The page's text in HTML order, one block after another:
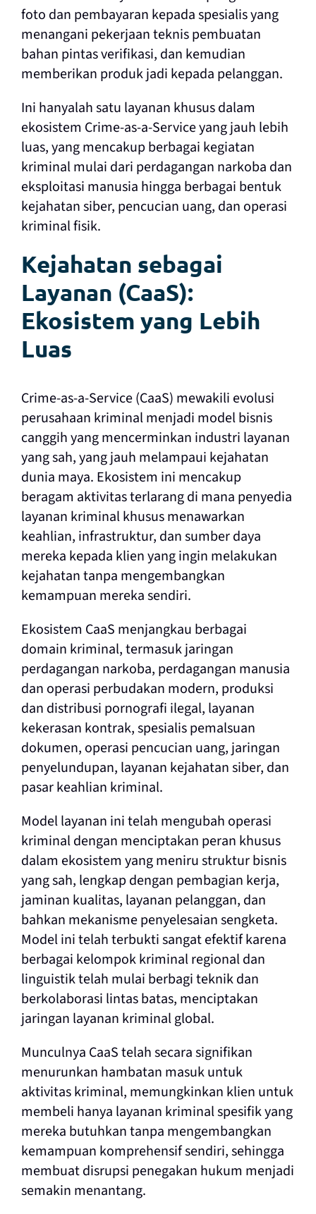
foto dan pembayaran kepada spesialis yang
menangani pekerjaan teknis pembuatan
bahan pintas verifikasi, dan kemudian
memberikan produk jadi kepada pelanggan.
Ini hanyalah satu layanan khusus dalam
ekosistem Crime-as-a-Service yang jauh lebih
luas, yang mencakup berbagai kegiatan
kriminal mulai dari perdagangan narkoba dan
eksploitasi manusia hingga berbagai bentuk
kejahatan siber, pencucian uang, dan operasi
kriminal fisik.
Kejahatan sebagai
Layanan (CaaS):
Ekosistem yang Lebih
Luas
Crime-as-a-Service (CaaS) mewakili evolusi
perusahaan kriminal menjadi model bisnis
canggih yang mencerminkan industri layanan
yang sah, yang jauh melampaui kejahatan
dunia maya. Ekosistem ini mencakup
beragam aktivitas terlarang di mana penyedia
layanan kriminal khusus menawarkan
keahlian, infrastruktur, dan sumber daya
mereka kepada klien yang ingin melakukan
kejahatan tanpa mengembangkan
kemampuan mereka sendiri.
Ekosistem CaaS menjangkau berbagai
domain kriminal, termasuk jaringan
perdagangan narkoba, perdagangan manusia
dan operasi perbudakan modern, produksi
dan distribusi pornografi ilegal, layanan
kekerasan kontrak, spesialis pemalsuan
dokumen, operasi pencucian uang, jaringan
penyelundupan, layanan kejahatan siber, dan
pasar keahlian kriminal.
Model layanan ini telah mengubah operasi
kriminal dengan menciptakan peran khusus
dalam ekosistem yang meniru struktur bisnis
yang sah, lengkap dengan pembagian kerja,
jaminan kualitas, layanan pelanggan, dan
bahkan mekanisme penyelesaian sengketa.
Model ini telah terbukti sangat efektif karena
berbagai kelompok kriminal regional dan
linguistik telah mulai berbagi teknik dan
berkolaborasi lintas batas, menciptakan
jaringan layanan kriminal global.
Munculnya CaaS telah secara signifikan
menurunkan hambatan masuk untuk
aktivitas kriminal, memungkinkan klien untuk
membeli hanya layanan kriminal spesifik yang
mereka butuhkan tanpa mengembangkan
kemampuan komprehensif sendiri, sehingga
membuat disrupsi penegakan hukum menjadi
semakin menantang.